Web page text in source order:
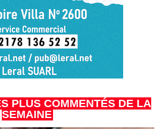
PLUS COMMENTÉS DE LA
SEMAINE